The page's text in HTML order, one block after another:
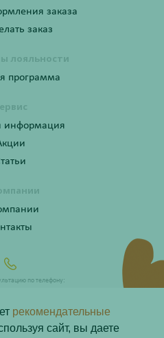
заказа
заказ
лояльности
программа
информация
по телефону:
рекомендательные
сайт, вы даете